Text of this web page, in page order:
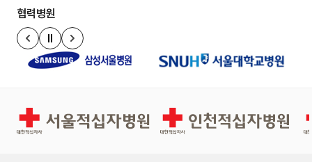
협력병원
이전 슬라이드
정지
다음 슬라이드
서울적십자병원 인천적십자병원